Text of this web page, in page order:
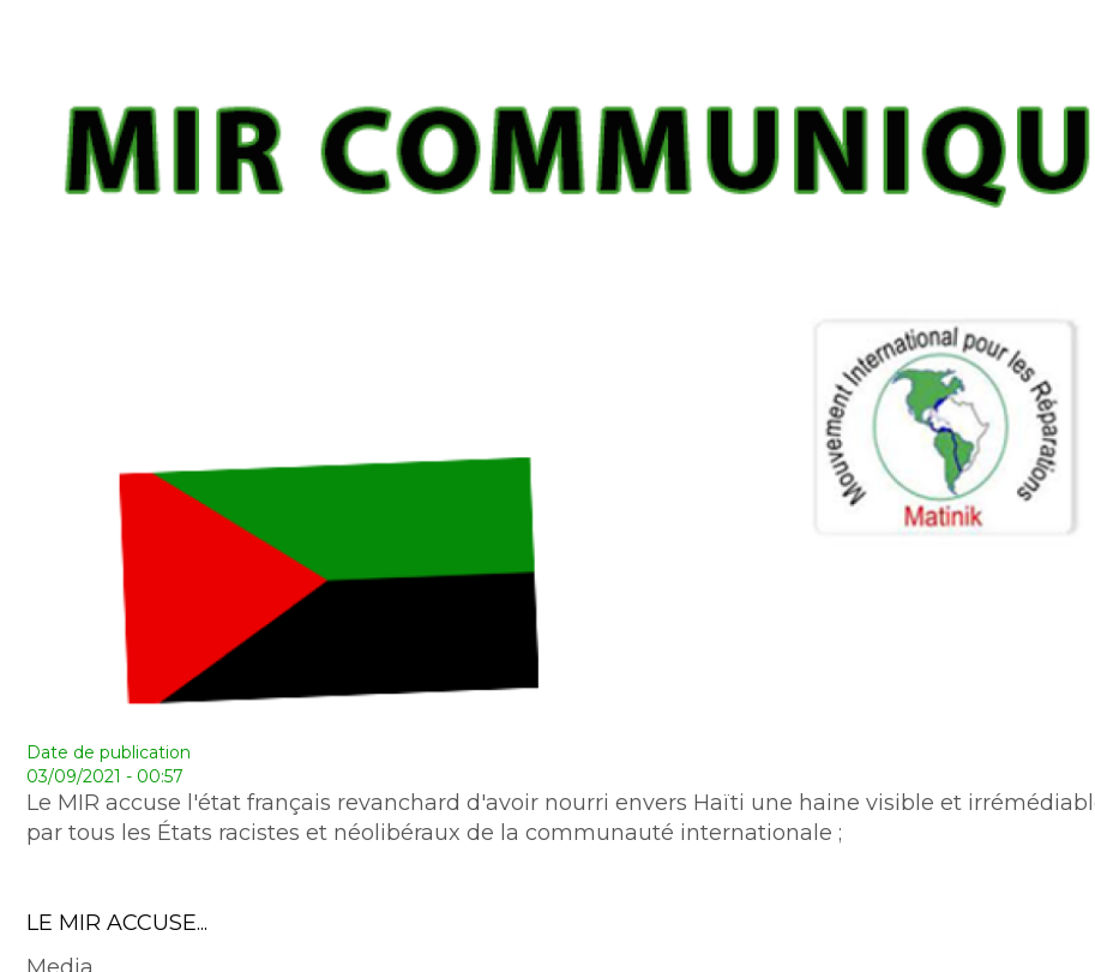
Date de publication
03/09/2021 - 00:57
Le MIR accuse l'état français revanchard d'avoir nourri envers Haïti une haine visible et
par tous les États racistes et néolibéraux de la communauté internationale ;
LE MIR ACCUSE...